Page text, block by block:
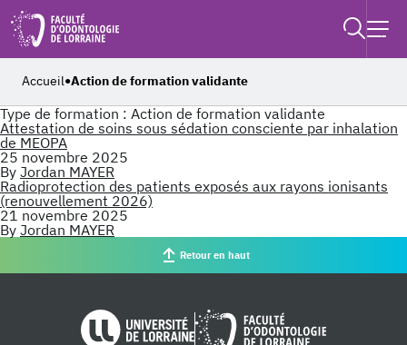
Accueil●Action de formation validante
Type de formation : Action de formation validante
Attestation de soins sous sédation consciente par inhalation
de MEOPA
25 novembre 2025
By Jordan MAYER
Radioprotection des patients exposés aux rayons ionisants
(renouvellement 2026)
21 novembre 2025
By Jordan MAYER
Retour en haut
Université de Lorraine